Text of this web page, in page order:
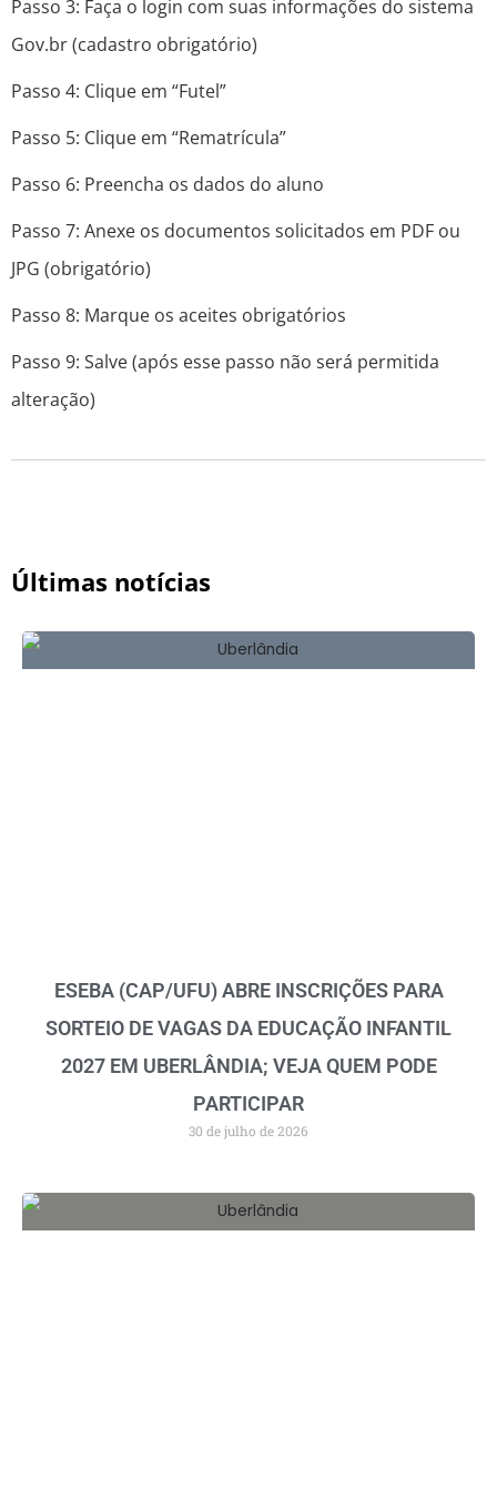
Passo 3: Faça o login com suas informações do sistema
Gov.br (cadastro obrigatório)
Passo 4: Clique em “Futel”
Passo 5: Clique em “Rematrícula”
Passo 6: Preencha os dados do aluno
Passo 7: Anexe os documentos solicitados em PDF ou
JPG (obrigatório)
Passo 8: Marque os aceites obrigatórios
Passo 9: Salve (após esse passo não será permitida
alteração)
Últimas notícias
ESEBA (CAP/UFU) ABRE INSCRIÇÕES PARA
SORTEIO DE VAGAS DA EDUCAÇÃO INFANTIL
2027 EM UBERLÂNDIA; VEJA QUEM PODE
PARTICIPAR
30 de julho de 2026